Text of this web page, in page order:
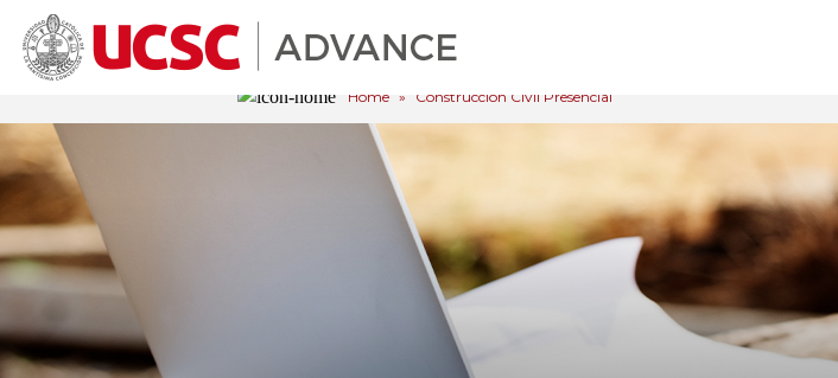
Home » Construcción Civil Presencial